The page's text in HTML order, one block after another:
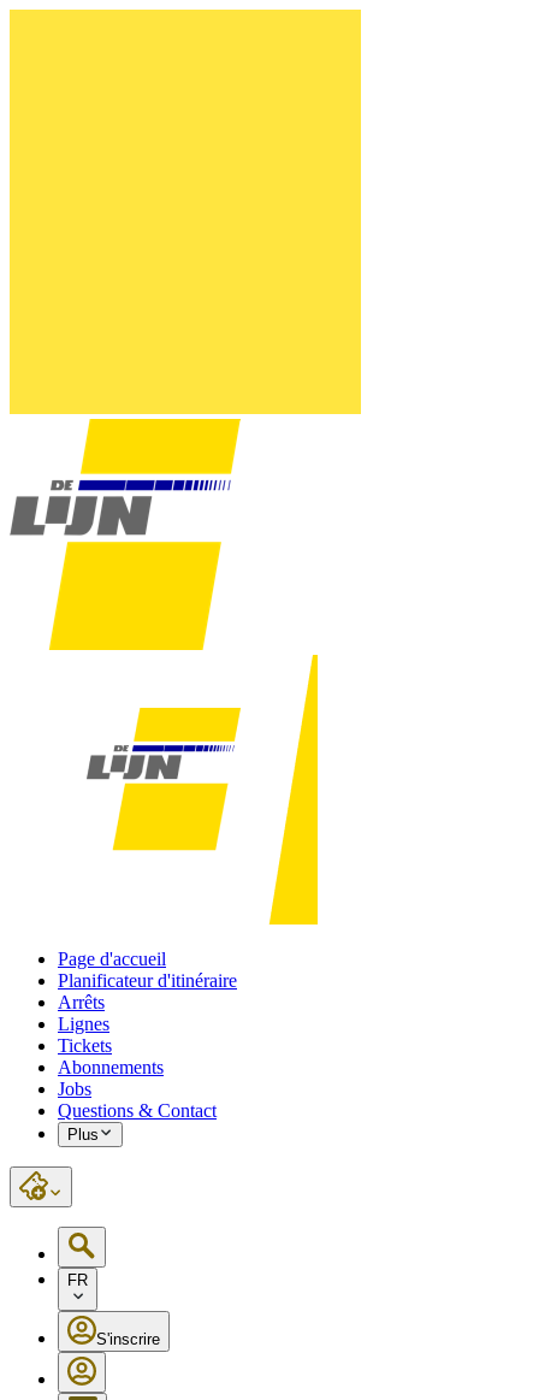
Page d'accueil
Planificateur d'itinéraire
Arrêts
Lignes
Tickets
Abonnements
Jobs
Questions & Contact
Plus
FR
S'inscrire